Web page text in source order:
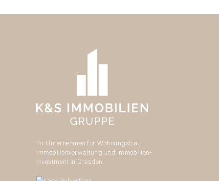
Ihr Unternehmen für Wohnungsbau,
Immobilienverwaltung und Immobilien-
Investment in Dresden.